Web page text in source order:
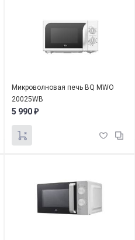
Микроволновая печь BQ MWO
20025WB
5 990 ₽